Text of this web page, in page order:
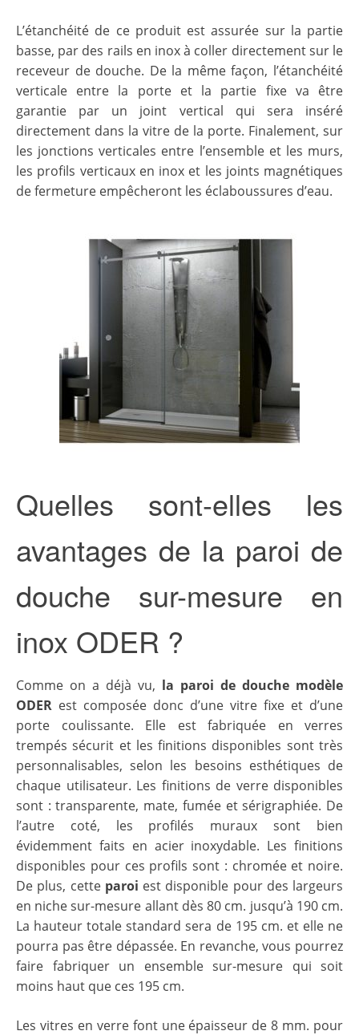
L’étanchéité de ce produit est assurée sur la partie
basse, par des rails en inox à coller directement sur le
receveur de douche. De la même façon, l’étanchéité
verticale entre la porte et la partie fixe va être
garantie par un joint vertical qui sera inséré
directement dans la vitre de la porte. Finalement, sur
les jonctions verticales entre l’ensemble et les murs,
les profils verticaux en inox et les joints magnétiques
de fermeture empêcheront les éclaboussures d’eau.
Quelles sont-elles les
avantages de la paroi de
douche sur-mesure en
inox ODER ?
Comme on a déjà vu, la paroi de douche modèle
ODER est composée donc d’une vitre fixe et d’une
porte coulissante. Elle est fabriquée en verres
trempés sécurit et les finitions disponibles sont très
personnalisables, selon les besoins esthétiques de
chaque utilisateur. Les finitions de verre disponibles
sont : transparente, mate, fumée et sérigraphiée. De
l’autre coté, les profilés muraux sont bien
évidemment faits en acier inoxydable. Les finitions
disponibles pour ces profils sont : chromée et noire.
De plus, cette paroi est disponible pour des largeurs
en niche sur-mesure allant dès 80 cm. jusqu’à 190 cm.
La hauteur totale standard sera de 195 cm. et elle ne
pourra pas être dépassée. En revanche, vous pourrez
faire fabriquer un ensemble sur-mesure qui soit
moins haut que ces 195 cm.
Les vitres en verre font une épaisseur de 8 mm. pour